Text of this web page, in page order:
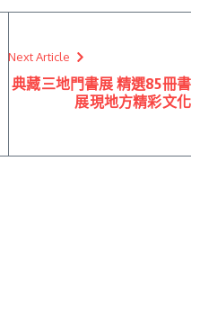
Next Article
典藏三地門書展 精選85冊書
展現地方精彩文化